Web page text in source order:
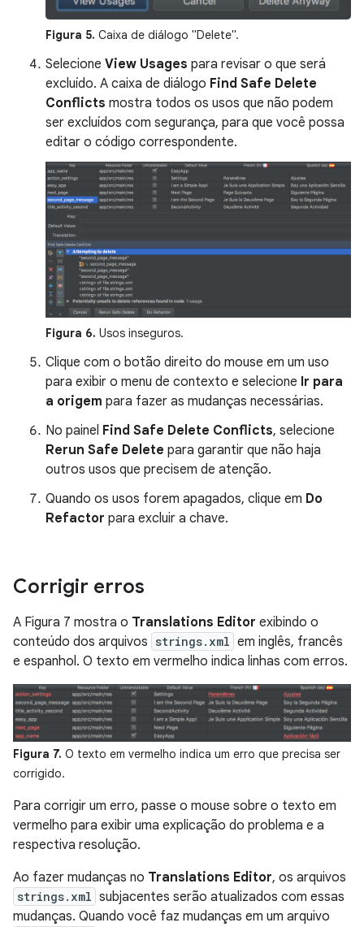
Figura 5. Caixa de diálogo "Delete".
Selecione View Usages para revisar o que será
excluído. A caixa de diálogo Find Safe Delete
Conflicts mostra todos os usos que não podem
ser excluídos com segurança, para que você possa
editar o código correspondente.
Figura 6. Usos inseguros.
Clique com o botão direito do mouse em um uso
para exibir o menu de contexto e selecione Ir para
a origem para fazer as mudanças necessárias.
No painel Find Safe Delete Conflicts, selecione
Rerun Safe Delete para garantir que não haja
outros usos que precisem de atenção.
Quando os usos forem apagados, clique em Do
Refactor para excluir a chave.
Corrigir erros
A Figura 7 mostra o Translations Editor exibindo o
conteúdo dos arquivos strings.xml em inglês, francês
e espanhol. O texto em vermelho indica linhas com erros.
Figura 7. O texto em vermelho indica um erro que precisa ser
corrigido.
Para corrigir um erro, passe o mouse sobre o texto em
vermelho para exibir uma explicação do problema e a
respectiva resolução.
Ao fazer mudanças no Translations Editor, os arquivos
strings.xml subjacentes serão atualizados com essas
mudanças. Quando você faz mudanças em um arquivo